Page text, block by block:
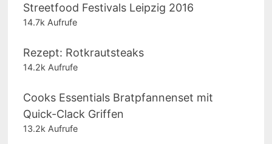
Streetfood Festivals Leipzig 2016
14.7k Aufrufe
Rezept: Rotkrautsteaks
14.2k Aufrufe
Cooks Essentials Bratpfannenset mit
Quick-Clack Griffen
13.2k Aufrufe